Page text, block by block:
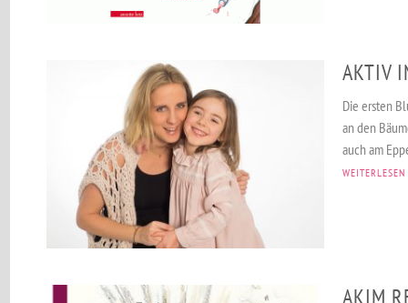
AKTIV
Die ersten
an den
auch am
WEITERLESEN
AKIM